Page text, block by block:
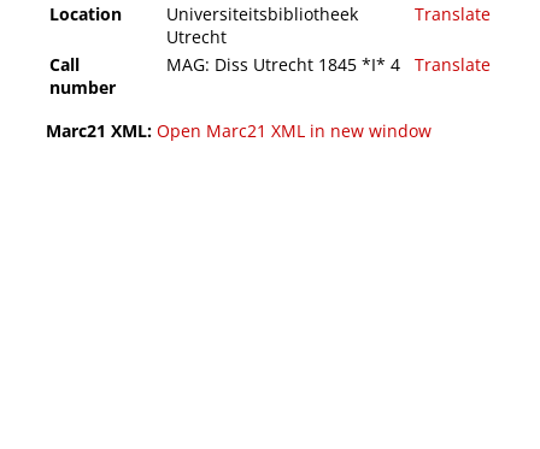
Location
Universiteitsbibliotheek
Utrecht
Translate
Call
number
MAG: Diss Utrecht 1845 *I* 4 Translate
Marc21 XML: Open Marc21 XML in new window